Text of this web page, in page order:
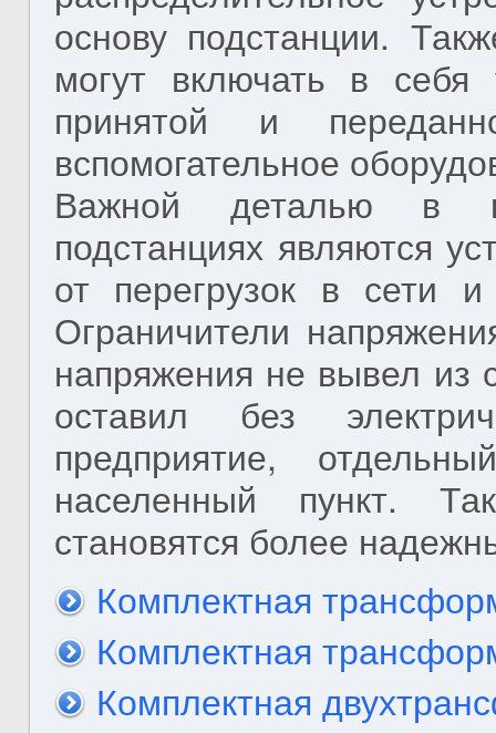
основу подстанции.
могут включать в себя
принятой и
вспомогательное
Важной деталью в
подстанциях являются
от перегрузок в сети
Ограничители
напряжения не вывел из
оставил без
предприятие,
населенный пункт.
становятся более
Комплектная
Комплектная
Комплектная